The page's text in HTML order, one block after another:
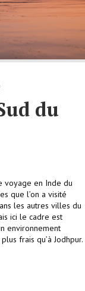
du
voyage en Inde du
que l’on a visité
les autres villes du
ici le cadre est
environnement
frais qu’à Jodhpur.